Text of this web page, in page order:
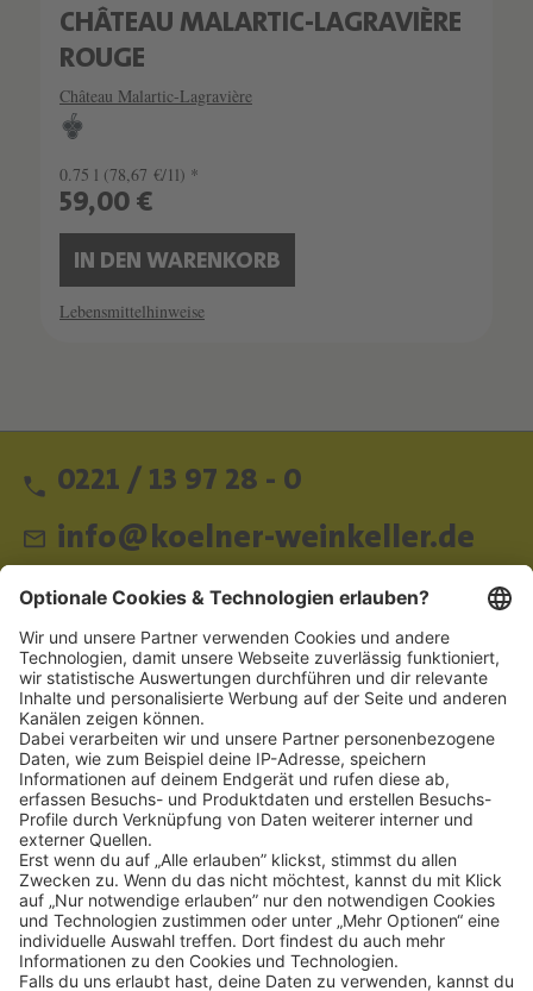
CHÂTEAU MALARTIC-LAGRAVIÈRE
ROUGE
Château Malartic-Lagravière
0.75 l (78,67 €/1l) *
59,00 €
IN DEN WARENKORB
Lebensmittelhinweise
0221 / 13 97 28 - 0
info@koelner-weinkeller.de
Schnellzugriff
ZAHLUNGSMETHODEN
SOCIAL
NEWSLETTER
BESUCHEN SIE UNS
Alle Preise inkl. gesetzl. Mehrwertsteuer zzgl. Versandkosten und ggf.